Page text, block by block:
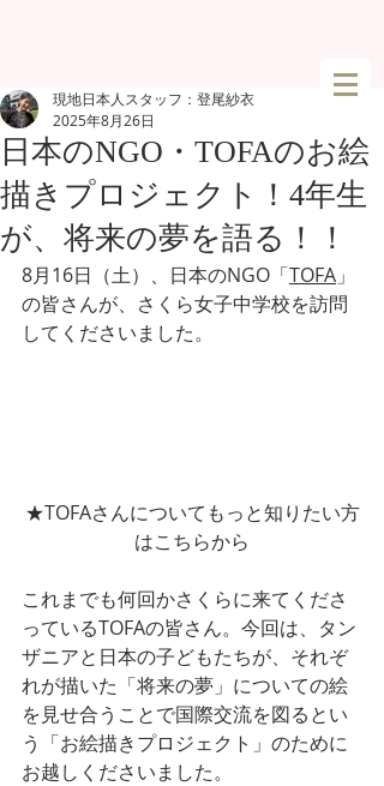
日本のNGO・TOFAのお絵
描きプロジェクト！4年生
が、将来の夢を語る！！
現地日本人スタッフ：登尾紗衣
2025年8月26日
8月16日（土）、日本のNGO「TOFA 」
の皆さんが、さくら女子中学校を訪問
してくださいました。
★TOFAさんについてもっと知りたい方
はこちらから
これまでも何回かさくらに来てくださ
っているTOFAの皆さん。今回は、タン
ザニアと日本の子どもたちが、それぞ
れが描いた「将来の夢」についての絵
を見せ合うことで国際交流を図るとい
う「お絵描きプロジェクト」のために
お越しくださいました。